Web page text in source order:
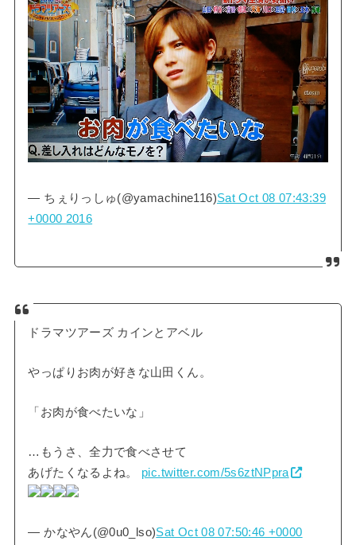
— ちぇりっしゅ(@yamachine116)Sat Oct 08 07:43:39
+0000 2016
ドラマツアーズ カインとアベル
やっぱりお肉が好きな山田くん。
「お肉が食べたいな」
…もうさ、全力で食べさせて
あげたくなるよね。 pic.twitter.com/5s6ztNPpra
— かなやん(@0u0_lso)Sat Oct 08 07:50:46 +0000